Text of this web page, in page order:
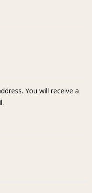
You will receive a